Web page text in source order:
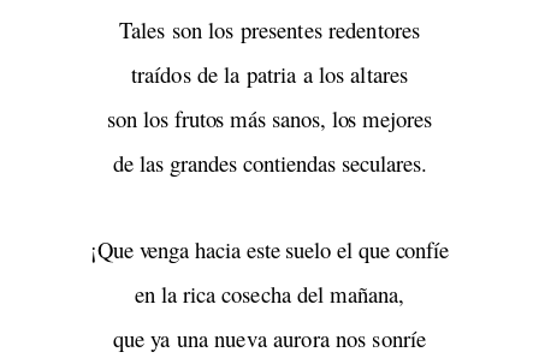
Tales son los presentes redentores
traídos de la patria a los altares
son los frutos más sanos, los mejores
de las grandes contiendas seculares.
¡Que venga hacia este suelo el que confíe
en la rica cosecha del mañana,
que ya una nueva aurora nos sonríe